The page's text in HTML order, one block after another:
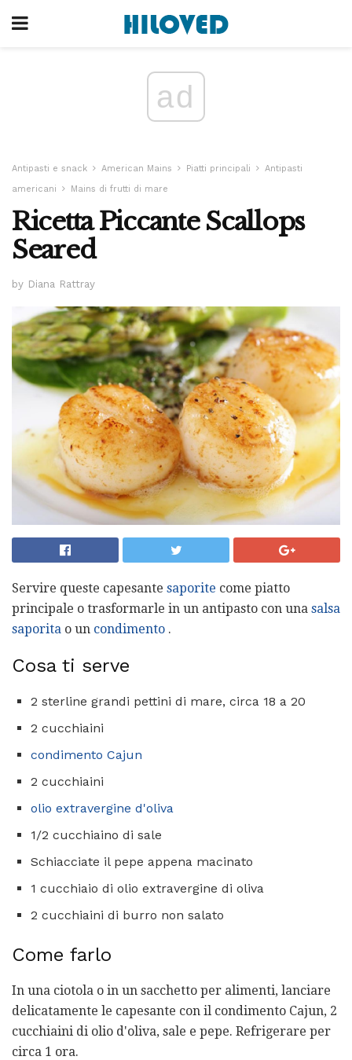
ad
Antipasti e snack American Mains Piatti principali
Antipasti
americani
Mains di frutti di mare
Ricetta Piccante Scallops
Seared
by Diana Rattray
Servire queste capesante saporite come piatto
principale o trasformarle in un antipasto con una salsa
saporita o un condimento .
Cosa ti serve
2 sterline grandi pettini di mare, circa 18 a 20
2 cucchiaini
condimento Cajun
2 cucchiaini
olio extravergine d'oliva
1/2 cucchiaino di sale
Schiacciate il pepe appena macinato
1 cucchiaio di olio extravergine di oliva
2 cucchiaini di burro non salato
Come farlo
In una ciotola o in un sacchetto per alimenti, lanciare
delicatamente le capesante con il condimento Cajun, 2
cucchiaini di olio d'oliva, sale e pepe. Refrigerare per
circa 1 ora.